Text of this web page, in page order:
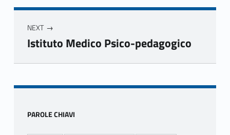
Navigazione articoli
NEXT
Istituto Medico Psico-pedagogico
Skip back to main navigation
Sidebar
PAROLE CHIAVI